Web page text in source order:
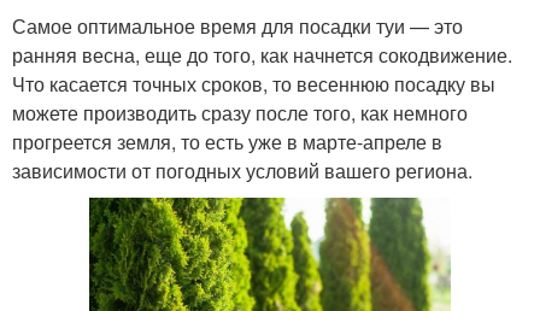
Самое оптимальное время для посадки туи — это
ранняя весна, еще до того, как начнется сокодвижение.
Что касается точных сроков, то весеннюю посадку вы
можете производить сразу после того, как немного
прогреется земля, то есть уже в марте-апреле в
зависимости от погодных условий вашего региона.